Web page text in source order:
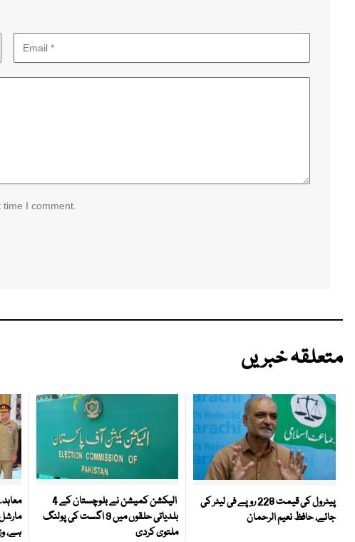
I comment.
متعلقہ خبریں
پیٹرول کی قیمت 228 روپے فی لیٹر کی
جائے، حافظ نعیم الرحمان
الیکشن کمیشن نے بلوچستان کے 4
بلدیاتی حلقوں میں 9 اگست کی پولنگ
ملتوی کردی
ہے،